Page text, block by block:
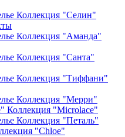
Коллекция "Селин"
Коллекция "Аманда"
Коллекция "Санта"
Коллекция "Тиффани"
Коллекция "Мерри"
Коллекция "Microlace"
Коллекция "Петаль"
"Chloe"